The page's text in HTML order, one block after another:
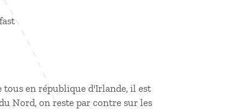
tous en république d'Irlande, il est
Nord, on reste par contre sur les